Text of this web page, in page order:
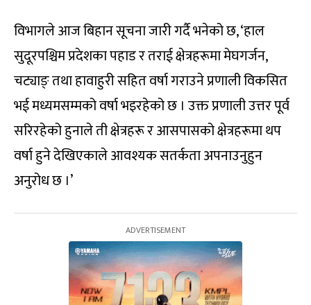
विभागले आज बिहान सूचना जारी गर्दै भनेको छ, ‘हाल
सुदूरपश्चिम प्रदेशका पहाड र तराई क्षेत्रहरूमा मेघगर्जन,
चट्याङ् तथा हावाहुरी सहित वर्षा गराउने प्रणाली विकसित
भई मध्यमसम्मको वर्षा भइरहेको छ । उक्त प्रणाली उत्तर पूर्व
सरिरहेको हुनाले ती क्षेत्रहरू र आसपासको क्षेत्रहरूमा थप
वर्षा हुने देखिएकाले आवश्यक सतर्कता अपनाउनुहुन
अनुरोध छ ।’